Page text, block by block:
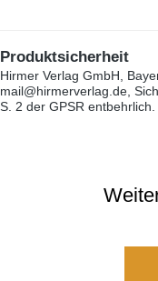
Produktsicherheit
Hirmer Verlag GmbH,
mail@hirmerverlag.de,
S. 2 der GPSR entbehrlich.